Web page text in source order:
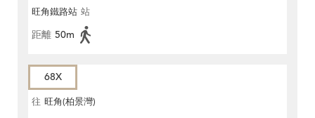
旺角鐵路站 站
距離 50m
68X
往 旺角(柏景灣)